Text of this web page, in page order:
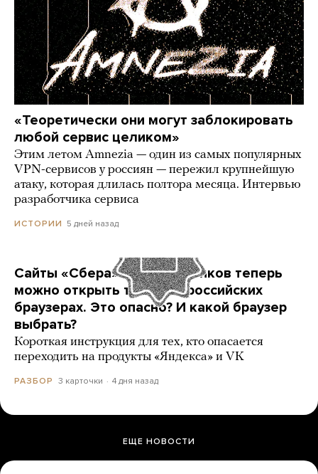
«Теоретически они могут заблокировать
любой сервис целиком»
Этим летом Amnezia — один из самых популярных
VPN-сервисов у россиян — пережил крупнейшую
атаку, которая длилась полтора месяца. Интервью
разработчика сервиса
ИСТОРИИ 5 дней назад
Сайты «Сбера» и других банков теперь
можно открыть только в российских
браузерах. Это опасно? И какой браузер
выбрать?
Короткая инструкция для тех, кто опасается
переходить на продукты «Яндекса» и VK
РАЗБОР 3 карточки 4 дня назад
ЕЩЕ НОВОСТИ